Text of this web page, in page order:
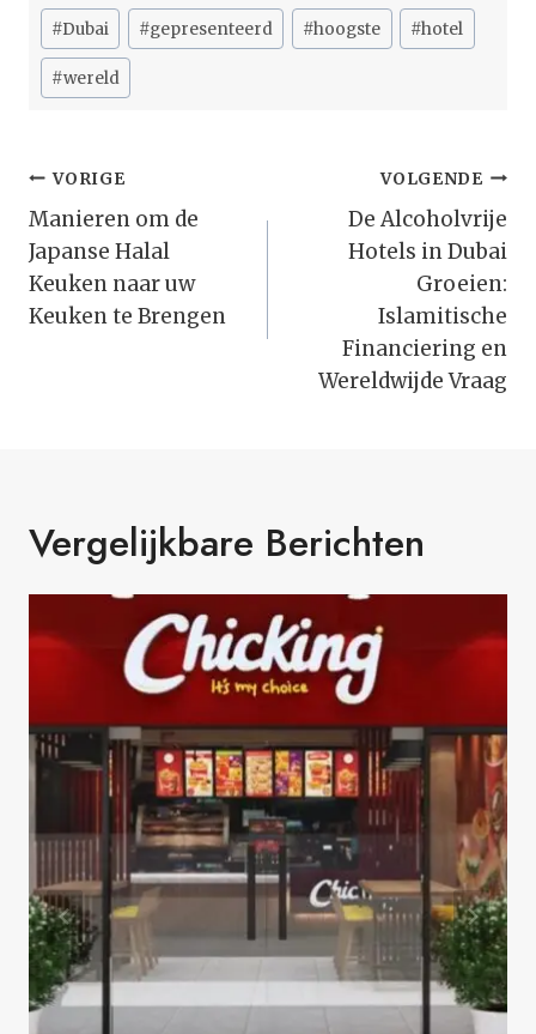
Bericht
tags:
#Dubai #gepresenteerd #hoogste #hotel
#wereld
Bericht
Navigatie
VORIGE
Manieren om de
Japanse Halal
Keuken naar uw
Keuken te Brengen
VOLGENDE
De Alcoholvrije
Hotels in Dubai
Groeien:
Islamitische
Financiering en
Wereldwijde Vraag
Vergelijkbare Berichten